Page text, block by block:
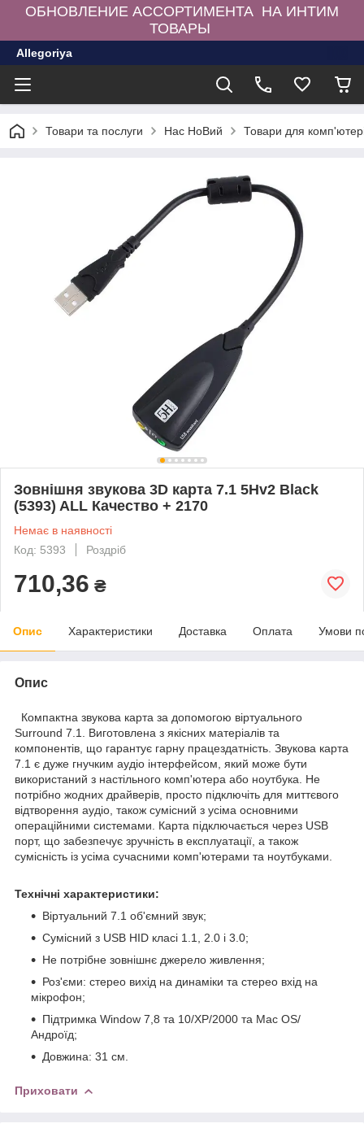
ОБНОВЛЕНИЕ АССОРТИМЕНТА НА ИНТИМ
ТОВАРЫ
Allegoriya
Товари та послуги Нас НоВий Товари для
Зовнішня звукова 3D карта 7.1 5Hv2 Black
(5393) ALL Качество + 2170
Немає в наявності
Код: 5393
Роздріб
710,36 ₴
Опис Характеристики Доставка Оплата Умови
Опис
Компактна звукова карта за допомогою віртуального
Surround 7.1. Виготовлена ​​з якісних матеріалів та
компонентів, що гарантує гарну працездатність. Звукова карта
7.1 є дуже гнучким аудіо інтерфейсом, який може бути
використаний з настільного комп'ютера або ноутбука. Не
потрібно жодних драйверів, просто підключіть для миттєвого
відтворення аудіо, також сумісний з усіма основними
операційними системами. Карта підключається через USB
порт, що забезпечує зручність в експлуатації, а також
сумісність із усіма сучасними комп'ютерами та ноутбуками.
Технічні характеристики:
Віртуальний 7.1 об'ємний звук;
Сумісний з USB HID класі 1.1, 2.0 і 3.0;
Не потрібне зовнішнє джерело живлення;
Роз'єми: стерео вихід на динаміки та стерео вхід на
мікрофон;
Підтримка Window 7,8 та 10/XP/2000 та Mac OS/
Андроїд;
Довжина: 31 см.
Приховати